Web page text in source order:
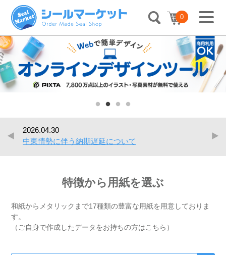
0
2026.04.30
中東情勢に伴う納期遅延について
オリ
特徴から用紙を選ぶ
和紙からメタリックまで17種類の豊富な用紙を用意しておりま
す。
（ご自身で作成したデータをお持ちの方はこちら）